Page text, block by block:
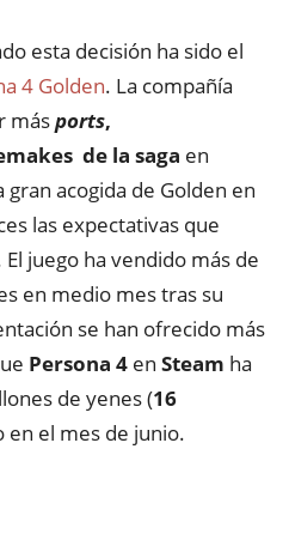
esta decisión ha sido el
4 Golden. La compañía
másports,
de la saga en
acogida de Golden en
las expectativas que
juego ha vendido más de
en medio mes tras su
se han ofrecido más
Persona 4 en Steam ha
de yenes (16
en el mes de junio.